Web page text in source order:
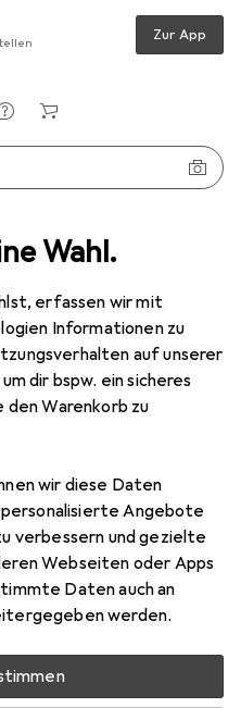
Wahl.
erfassen wir mit
Informationen zu
auf unserer
dir bspw. ein sicheres
den Warenkorb zu
wir diese Daten
personalisierte Angebote
verbessern und gezielte
Webseiten oder Apps
Daten auch an
werden.
Zur App
200 Synthesizer Kompaktpedal
200